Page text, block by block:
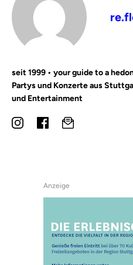
seit 1999 • your guide to a
Partys und Konzerte aus
und Entertainment
Anzeige